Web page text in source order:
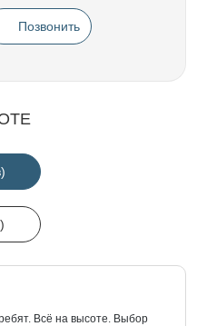
Позвонить
Всё на высоте. Выбор